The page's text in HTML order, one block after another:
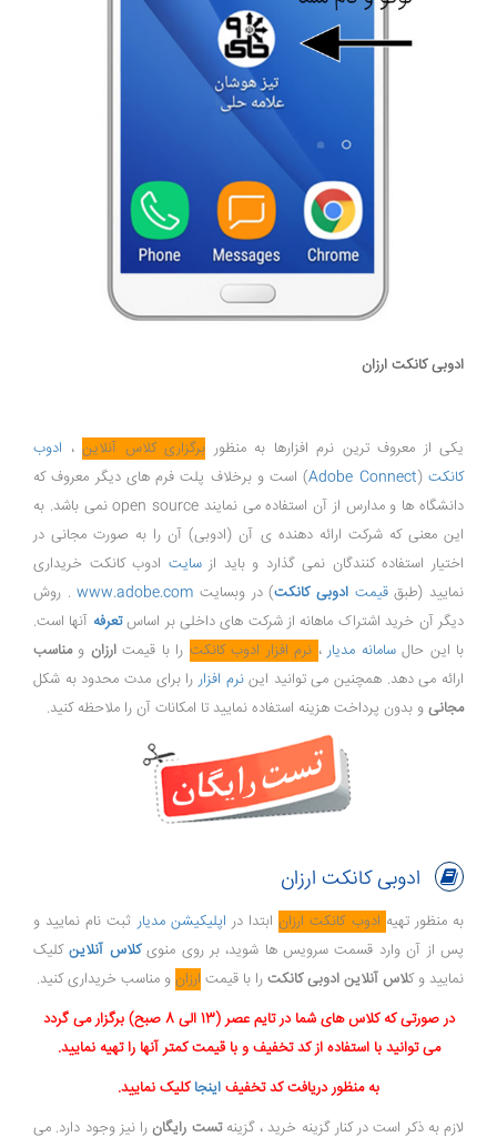
ادوبی کانکت ارزان
یکی از معروف ترین نرم افزارها به منظور برگزاری کلاس آنلاین ، ادوب
کانکت(
Adobe Connect) است و برخلاف پلت فرم های دیگر معروف که
دانشگاه ها و مدارس از آن استفاده می نمایند open source نمی باشد. به
این معنی که شرکت ارائه دهنده ی آن (ادوبی) آن را به صورت مجانی در
اختیار استفاده کنندگان نمی گذارد و باید ازسایت ادوب کانکت خریداری
نمایید (طبققیمت ادوبی کانکت) در وبسایت www.adobe.com. روش
دیگر آن خرید اشتراک ماهانه از شرکت های داخلی بر اساستعرفه آنها است.
با این حالسامانه مدیار، نرم افزار ادوب کانکت را با قیمتارزان ومناسب
ارائه می دهد. همچنین می توانید ایننرم افزار را برای مدت محدود به شکل
مجانی و بدون پرداخت هزینه استفاده نمایید تا امکانات آن را ملاحظه کنید.
ادوبی کانکت ارزان
به منظور تهیه ادوب کانکت ارزانابتدا در اپلیکیشن مدیار ثبت نام نمایید و
پس از آن وارد قسمت سرویس ها شوید، بر روی منویکلاس آنلاینکلیک
نمایید و کلاس آنلاین ادوبی کانکت را با قیمت ارزان و مناسب خریداری کنید.
در صورتی که کلاس های شما در تایم عصر (13 الی 8 صبح) برگزار می گردد
می توانید با استفاده از کد تخفیف و با قیمت کمتر آنها را تهیه نمایید.
به منظور دریافت کد تخفیف اینجا کلیک نمایید.
لازم به ذکر است در کنار گزینه خرید ، گزینهتست رایگانرا نیز وجود دارد. می